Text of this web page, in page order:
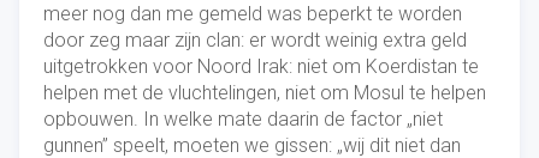
meer nog dan me gemeld was beperkt te worden
door zeg maar zijn clan: er wordt weinig extra geld
uitgetrokken voor Noord Irak: niet om Koerdistan te
helpen met de vluchtelingen, niet om Mosul te helpen
opbouwen. In welke mate daarin de factor „niet
gunnen” speelt, moeten we gissen: „wij dit niet dan